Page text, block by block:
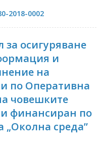
2018-0002
за осигуряване
и
на
по Оперативна
човешките
и финансиран по
среда”